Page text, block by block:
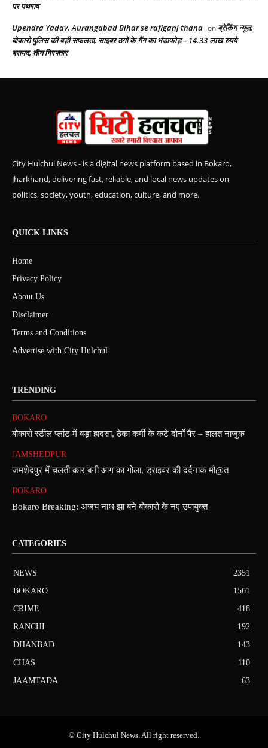
पर पथराव
Upendra Yadav. Aurangabad Bihar se rafiganj thana on ब्रेकिंग न्यूज़:
बोकारो पुलिस की बड़ी सफलता, साइबर ठगों के गैंग का भंडाफोड़ – 14.33 लाख रुपये
बरामद, तीन गिरफ्तार
City Hulchul News - is a digital news platform based in Bokaro,
Jharkhand, delivering fast, reliable, and local news updates on
politics, society, youth, education, culture, and more.
QUICK LINKS
Home
Privacy Policy
About Us
Disclaimer
Terms and Conditions
Advertise with City Hulchul
TRENDING
BOKARO
बोकारो स्टील प्लांट में बड़ा हादसा, ठेका कर्मी के कटे दोनों पैर – हालत नाजुक
JAMSHEDPUR
जमशेदपुर में चलती कार बनी आग का गोला, ड्राइवर की दर्दनाक मौ@त
BOKARO
Bokaro Breaking: अजय नाथ झा बने बोकारो के नए उपायुक्त
CATEGORIES
NEWS
2351
BOKARO
1561
CRIME
418
RANCHI
192
DHANBAD
143
CHAS
110
JAAMTADA
63
© City Hulchul News. All right reserved.